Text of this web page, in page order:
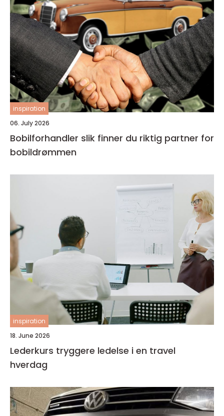
inspiration
06. July 2026
Bobilforhandler slik finner du riktig partner for
bobildrømmen
inspiration
18. June 2026
Lederkurs tryggere ledelse i en travel
hverdag